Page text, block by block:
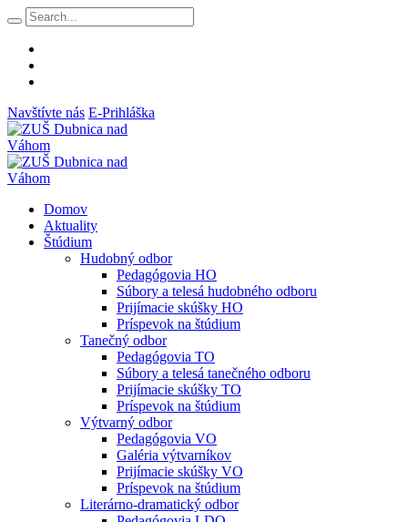
Navštívte nás E-Prihláška
Domov
Aktuality
Štúdium
Hudobný odbor
Pedagógovia HO
Súbory a telesá hudobného odboru
Prijímacie skúšky HO
Príspevok na štúdium
Tanečný odbor
Pedagógovia TO
Súbory a telesá tanečného odboru
Prijímacie skúšky TO
Príspevok na štúdium
Výtvarný odbor
Pedagógovia VO
Galéria výtvarníkov
Prijímacie skúšky VO
Príspevok na štúdium
Literárno-dramatický odbor